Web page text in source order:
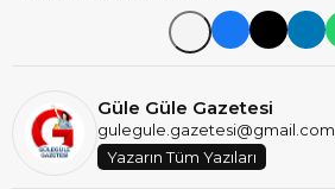
Güle Güle Gazetesi
gulegule.gazetesi@gmail.com
Yazarın Tüm Yazıları